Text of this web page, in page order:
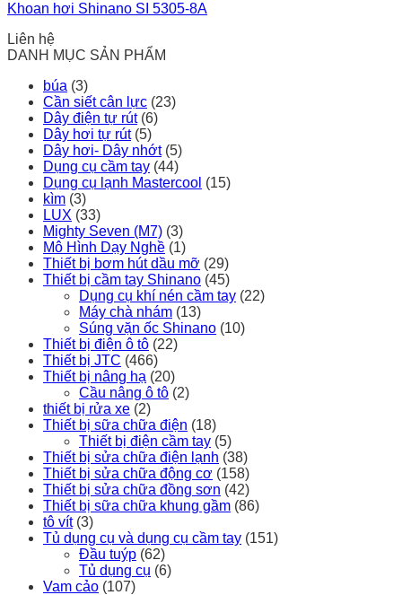
Khoan hơi Shinano SI 5305-8A
Liên hệ
DANH MỤC SẢN PHẨM
búa (3)
Cần siết cân lực (23)
Dây điện tự rút (6)
Dây hơi tự rút (5)
Dây hơi- Dây nhớt (5)
Dụng cụ cầm tay (44)
Dụng cụ lạnh Mastercool (15)
kìm (3)
LUX (33)
Mighty Seven (M7) (3)
Mô Hình Dạy Nghề (1)
Thiết bị bơm hút dầu mỡ (29)
Thiết bị cầm tay Shinano (45)
Dụng cụ khí nén cầm tay (22)
Máy chà nhám (13)
Súng vặn ốc Shinano (10)
Thiết bị điện ô tô (22)
Thiết bị JTC (466)
Thiết bị nâng hạ (20)
Cầu nâng ô tô (2)
thiết bị rửa xe (2)
Thiết bị sữa chữa điện (18)
Thiết bị điện cầm tay (5)
Thiết bị sửa chữa điện lạnh (38)
Thiết bị sửa chữa động cơ (158)
Thiết bị sửa chữa đồng sơn (42)
Thiết bị sữa chữa khung gầm (86)
tô vít (3)
Tủ dụng cụ và dụng cụ cầm tay (151)
Đầu tuýp (62)
Tủ dụng cụ (6)
Vam cảo (107)